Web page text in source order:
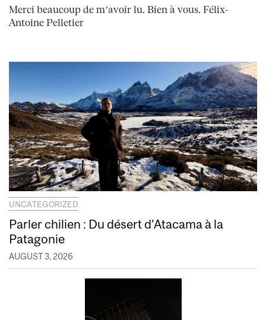
Merci beaucoup de m’avoir lu. Bien à vous. Félix-
Antoine Pelletier
UNCATEGORIZED
Parler chilien : Du désert d’Atacama à la
Patagonie
AUGUST 3, 2026